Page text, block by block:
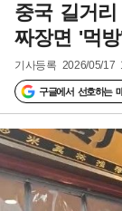
중국 길거
짜장면 '먹
기사등록 2026/05/17
구글에서 선호하는